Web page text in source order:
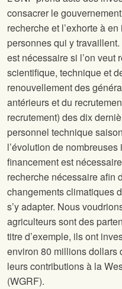
consacrer le
recherche et l’exhorte à
personnes qui y
est nécessaire si l’on veut
scientifique, technique et
renouvellement des
antérieurs et du
recrutement) des dix
personnel technique
l’évolution de
financement est
recherche nécessaire afin
changements climatiques
s’y adapter. Nous
agriculteurs sont des
titre d’exemple, ils ont
environ 80 millions dollars
leurs contributions à la
(WGRF).